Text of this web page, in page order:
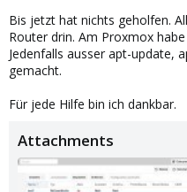
Bis jetzt hat nichts geholfen.
Router drin. Am Proxmox
Jedenfalls ausser apt-update,
gemacht.
Für jede Hilfe bin ich dankbar.
Attachments